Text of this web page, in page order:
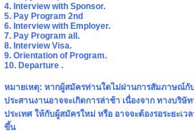
4. Interview with Sponsor.
5. Pay Program 2nd
6. Interview with Employer.
7. Pay Program all.
8. Interview Visa.
9. Orientation of Program.
10. Departure .
หมายเหตุ: หากผู้สมัครท่านใดไม่ผ่านการสัมภาษณ์กั
ประสานงานอาจจะเกิดการล่าช้า เนื่องจาก ทางบริ
ประเทศ ให้กับผู้สมัครใหม่ หรือ อาจจะต้องรอระยะ
ขึ้น